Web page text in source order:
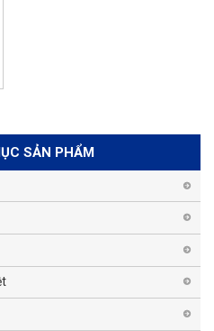
SẢN PHẨM